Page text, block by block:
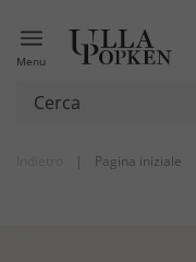
Menu
| Pagina iniziale